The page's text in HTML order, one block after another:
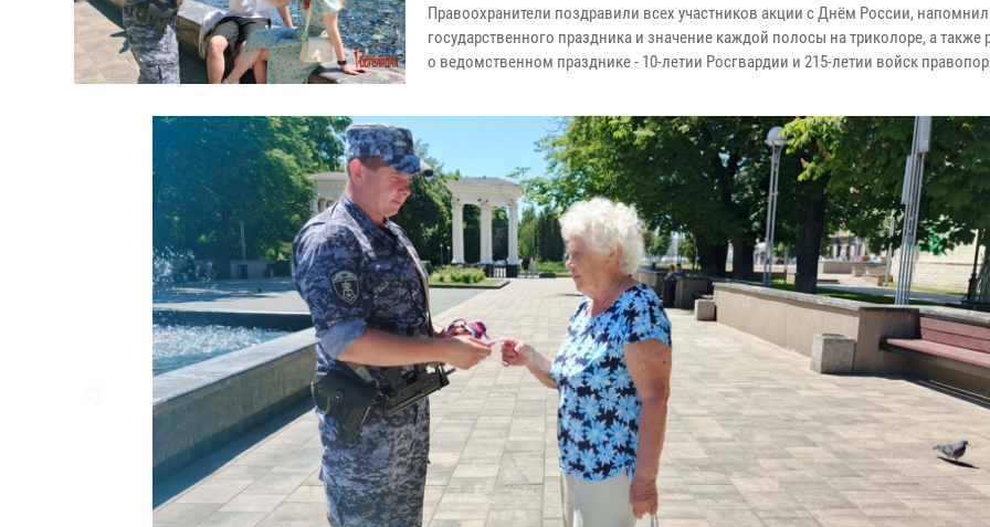
Правоохранители поздравили всех участников акции с Днём России,
государственного праздника и значение каждой полосы на триколоре, а также
о ведомственном празднике - 10-летии Росгвардии и 215-летии войск